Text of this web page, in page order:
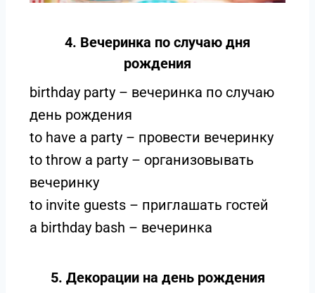
4. Вечеринка по случаю дня
рождения
birthday party – вечеринка по случаю
день рождения
to have a party – провести вечеринку
to throw a party – организовывать
вечеринку
to invite guests – приглашать гостей
a birthday bash – вечеринка
5. Декорации на день рождения